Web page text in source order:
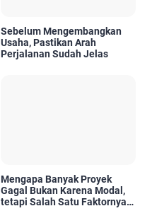
Sebelum Mengembangkan
Usaha, Pastikan Arah
Perjalanan Sudah Jelas
Mengapa Banyak Proyek
Gagal Bukan Karena Modal,
tetapi Salah Satu Faktornya